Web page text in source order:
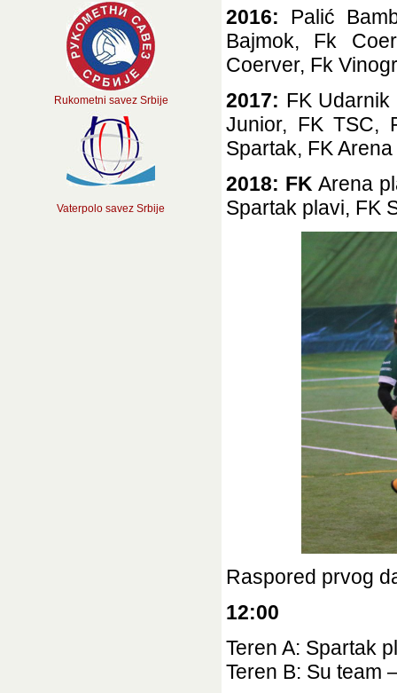
Rukometni savez Srbije
Vaterpolo savez Srbije
2016: Palić
Bajmok, Fk
Coerver, Fk
2017: FK
Junior, FK TSC,
Spartak, FK
2018: FKArena
Spartak plavi, FK
Raspored prvog
12:00
Teren A: Spartak
Teren B: Su team